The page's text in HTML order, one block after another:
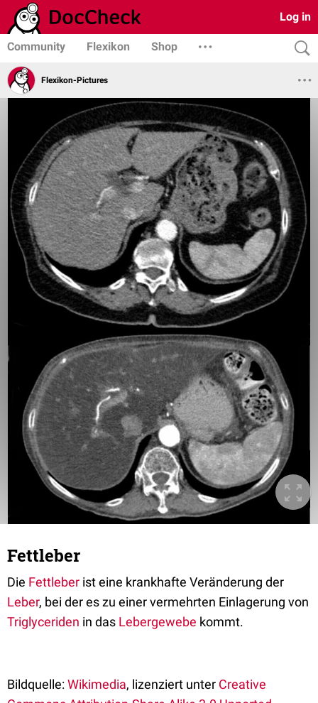
Log in
Community Flexikon Shop
Flexikon-Pictures
Fettleber
Die Fettleber ist eine krankhafte Veränderung der
Leber, bei der es zu einer vermehrten Einlagerung von
Triglyceriden in das Lebergewebe kommt.
Bildquelle:Wikimedia, lizenziert unter Creative